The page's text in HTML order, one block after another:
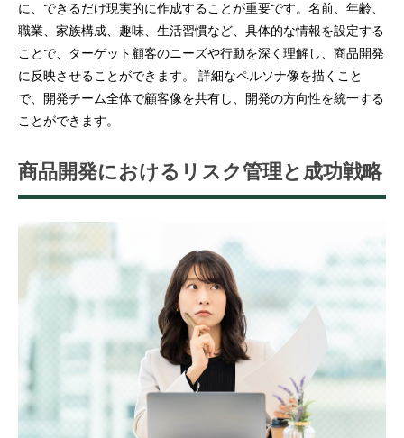
に、できるだけ現実的に作成することが重要です。名前、年齢、
職業、家族構成、趣味、生活習慣など、具体的な情報を設定する
ことで、ターゲット顧客のニーズや行動を深く理解し、商品開発
に反映させることができます。 詳細なペルソナ像を描くこと
で、開発チーム全体で顧客像を共有し、開発の方向性を統一する
ことができます。
商品開発におけるリスク管理と成功戦略